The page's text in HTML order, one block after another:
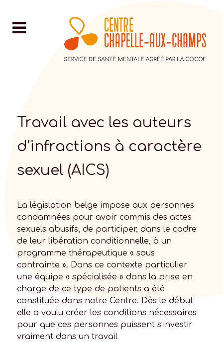
Travail avec les auteurs
d’infractions à caractère
sexuel (AICS)
La législation belge impose aux personnes
condamnées pour avoir commis des actes
sexuels abusifs, de participer, dans le cadre
de leur libération conditionnelle, à un
programme thérapeutique « sous
contrainte ». Dans ce contexte particulier
une équipe « spécialisée » dans la prise en
charge de ce type de patients a été
constituée dans notre Centre. Dès le début
elle a voulu créer les conditions nécessaires
pour que ces personnes puissent s’investir
vraiment dans un travail